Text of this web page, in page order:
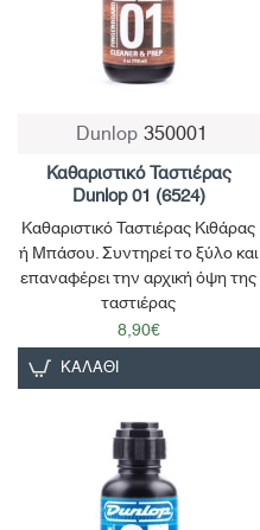
Dunlop350001
Καθαριστικό Ταστιέρας
Dunlop 01 (6524)
Καθαριστικό Ταστιέρας Κιθάρας
ή Μπάσου. Συντηρεί το ξύλο και
επαναφέρει την αρχική όψη της
ταστιέρας
8,90€
ΚΑΛΆΘΙ